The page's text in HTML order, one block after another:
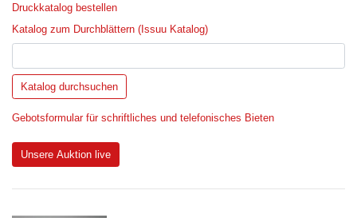
Druckkatalog bestellen
Katalog zum Durchblättern (Issuu Katalog)
Gebotsformular für schriftliches und telefonisches Bieten
Unsere Auktion live